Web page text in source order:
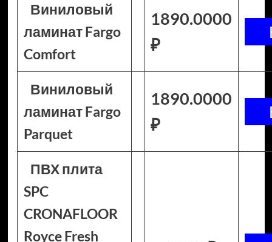
Виниловый
ламинат Fargo
Comfort
1890.0000
₽
Виниловый
ламинат Fargo
Parquet
1890.0000
₽
ПВХ плита
SPC
CRONAFLOOR
Royce Fresh